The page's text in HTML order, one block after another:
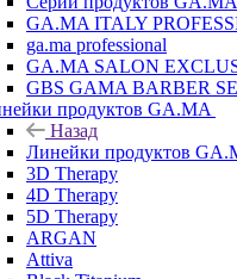
GA.MA ITALY
ga.ma professional
GA.MA SALON
GBS GAMA BARBER
продуктов GA.MA
Назад
Линейки продуктов
3D Therapy
4D Therapy
5D Therapy
ARGAN
Attiva